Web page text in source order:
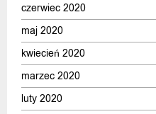
czerwiec 2020
maj 2020
kwiecień 2020
marzec 2020
luty 2020